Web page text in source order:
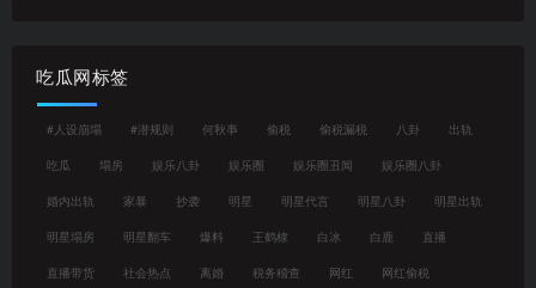
吃瓜网标签
#人设崩塌 #潜规则 何秋亊 偷税 偷税漏税 八卦 出轨
吃瓜 塌房 娱乐八卦 娱乐圈 娱乐圈丑闻 娱乐圈八卦
婚内出轨 家暴 抄袭 明星 明星代言 明星八卦 明星出轨
明星塌房 明星翻车 爆料 王鹤棣 白冰 白鹿 直播
直播带货 社会热点 离婚 税务稽查 网红 网红偷税